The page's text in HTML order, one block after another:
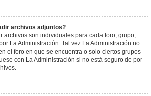
archivos adjuntos?
archivos son individuales para cada foro, grupo,
La Administración. Tal vez La Administración no
el foro en que se encuentra o solo ciertos grupos
con La Administración si no está seguro de por